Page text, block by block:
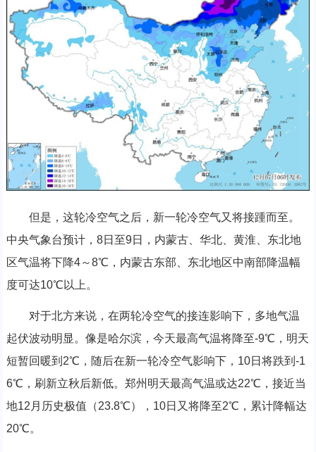
但是，这轮冷空气之后，新一轮冷空气又将接踵而至。
中央气象台预计，8日至9日，内蒙古、华北、黄淮、东北地
区气温将下降4～8℃，内蒙古东部、东北地区中南部降温幅
度可达10℃以上。
对于北方来说，在两轮冷空气的接连影响下，多地气温
起伏波动明显。像是哈尔滨，今天最高气温将降至-9℃，明天
短暂回暖到2℃，随后在新一轮冷空气影响下，10日将跌到-1
6℃，刷新立秋后新低。郑州明天最高气温或达22℃，接近当
地12月历史极值（23.8℃），10日又将降至2℃，累计降幅达
20℃。